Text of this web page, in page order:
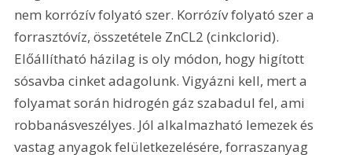
nem korrózív folyató szer. Korrózív folyató szer a
forrasztóvíz, összetétele ZnCL2 (cinkclorid).
Előállítható házilag is oly módon, hogy higított
sósavba cinket adagolunk. Vigyázni kell, mert a
folyamat során hidrogén gáz szabadul fel, ami
robbanásveszélyes. Jól alkalmazható lemezek és
vastag anyagok felületkezelésére, forraszanyag